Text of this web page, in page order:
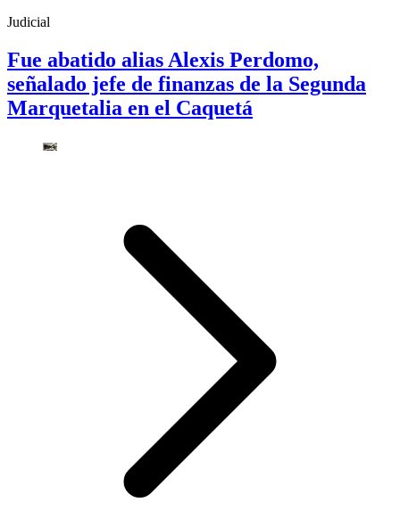
Judicial
Fue abatido alias Alexis Perdomo,
señalado jefe de finanzas de la Segunda
Marquetalia en el Caquetá